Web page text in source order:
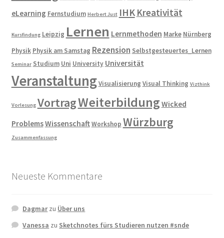
eLearning Fernstudium Herbert Just IHK Kreativität
Kursfindung Leipzig Lernen Lernmethoden Marke Nürnberg
Physik Physik am Samstag Rezension Selbstgesteuertes_Lernen
Seminar Studium Uni University Universität
VeranstaltungVisualisierung Visual Thinking Vizthink
Vorlesung VortragWeiterbildung Wicked
ProblemsWissenschaftWorkshop Würzburg
Zusammenfassung
Neueste Kommentare
Dagmarzu Über uns
Vanessa zu Sketchnotes fürs Studieren nutzen #snde